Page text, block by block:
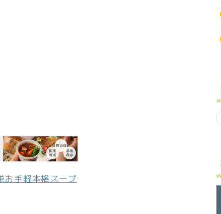
お手軽本格スープ